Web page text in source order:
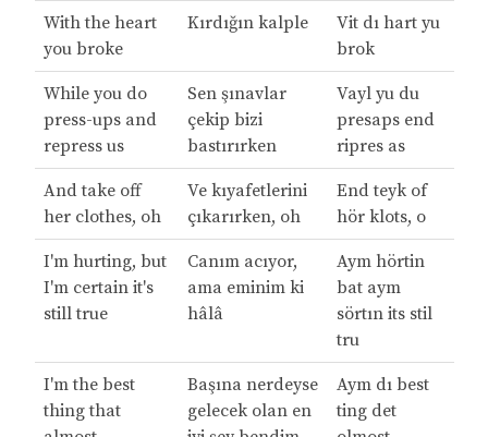
With the heart
you broke
Kırdığın kalple
Vit dı hart yu
brok
While you do
press-ups and
repress us
Sen şınavlar
çekip bizi
bastırırken
Vayl yu du
presaps end
ripres as
And take off
her clothes, oh
Ve kıyafetlerini
çıkarırken, oh
End teyk of
hör klots, o
I'm hurting, but
I'm certain it's
still true
Canım acıyor,
ama eminim ki
hâlâ
Aym hörtin
bat aym
sörtın its stil
tru
I'm the best
thing that
Başına nerdeyse
gelecek olan en
Aym dı best
ting det